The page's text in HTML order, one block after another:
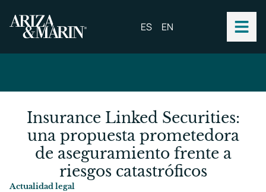
ES EN
Insurance Linked Securities:
una propuesta prometedora
de aseguramiento frente a
riesgos catastróficos
Actualidad legal